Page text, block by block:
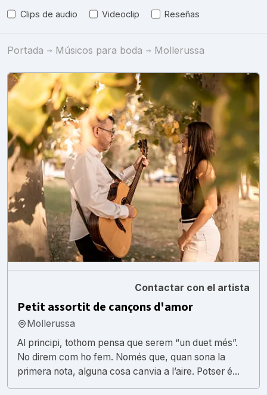
Clips de audio Videoclip Reseñas
Portada Músicos para boda Mollerussa
Contactar con el artista
Petit assortit de cançons d'amor
Mollerussa
Al principi, tothom pensa que serem “un duet més”.
No direm com ho fem. Només que, quan sona la
primera nota, alguna cosa canvia a l’aire. Potser é...